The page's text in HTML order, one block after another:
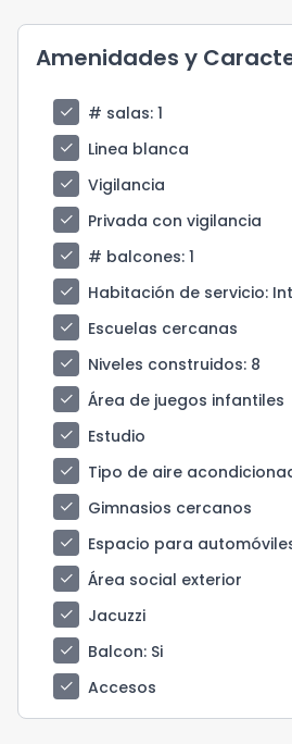
Amenidades y
check # salas: 1
check
Linea blanca
check
Vigilancia
check
Privada con vigilancia
check
# balcones: 1
check
Habitación de servicio:
check
Escuelas cercanas
check
Niveles construidos: 8
check
Área de juegos infantiles
check
Estudio
check
Tipo de aire
check
Gimnasios cercanos
check
Espacio para
check
Área social exterior
check
Jacuzzi
check
Balcon: Si
check
Accesos